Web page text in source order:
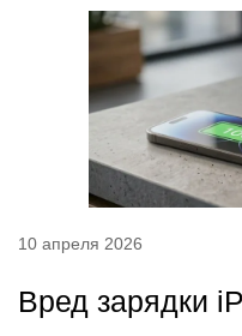
10 апреля 2026
Вред зарядки